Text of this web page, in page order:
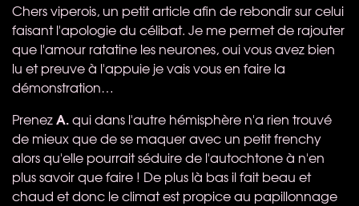
Chers viperois, un petit article afin de rebondir sur celui
faisant l'apologie du célibat. Je me permet de rajouter
que l'amour ratatine les neurones, oui vous avez bien
lu et preuve à l'appuie je vais vous en faire la
démonstration…
PrenezA.qui dans l'autre hémisphère n'a rien trouvé
de mieux que de se maquer avec un petit frenchy
alors qu'elle pourrait séduire de l'autochtone à n'en
plus savoir que faire ! De plus là bas il fait beau et
chaud et donc le climat est propice au papillonnage